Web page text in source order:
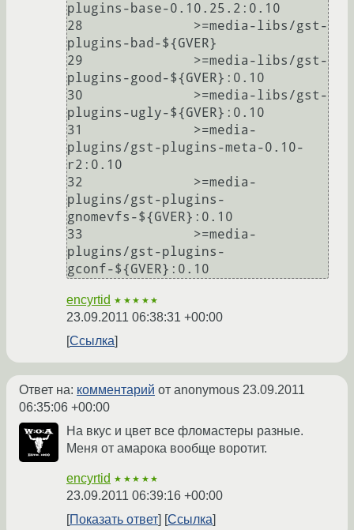
plugins-base-0.10.25.2:0.10
28	        >=media-libs/gst-
plugins-bad-${GVER}
29	        >=media-libs/gst-
plugins-good-${GVER}:0.10
30	        >=media-libs/gst-
plugins-ugly-${GVER}:0.10
31	        >=media-
plugins/gst-plugins-meta-0.10-
r2:0.10
32	        >=media-
plugins/gst-plugins-
gnomevfs-${GVER}:0.10
33	        >=media-
plugins/gst-plugins-
encyrtid ★★★★★
23.09.2011 06:38:31 +00:00
Ссылка
Ответ на: комментарий от anonymous 23.09.2011
06:35:06 +00:00
На вкус и цвет все фломастеры разные.
Меня от амарока вообще воротит.
encyrtid ★★★★★
23.09.2011 06:39:16 +00:00
Показать ответ
Ссылка